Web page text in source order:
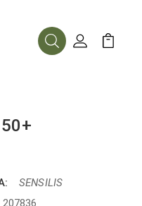
BuscarMi Cuenta
Mi
SENSILIS
207836